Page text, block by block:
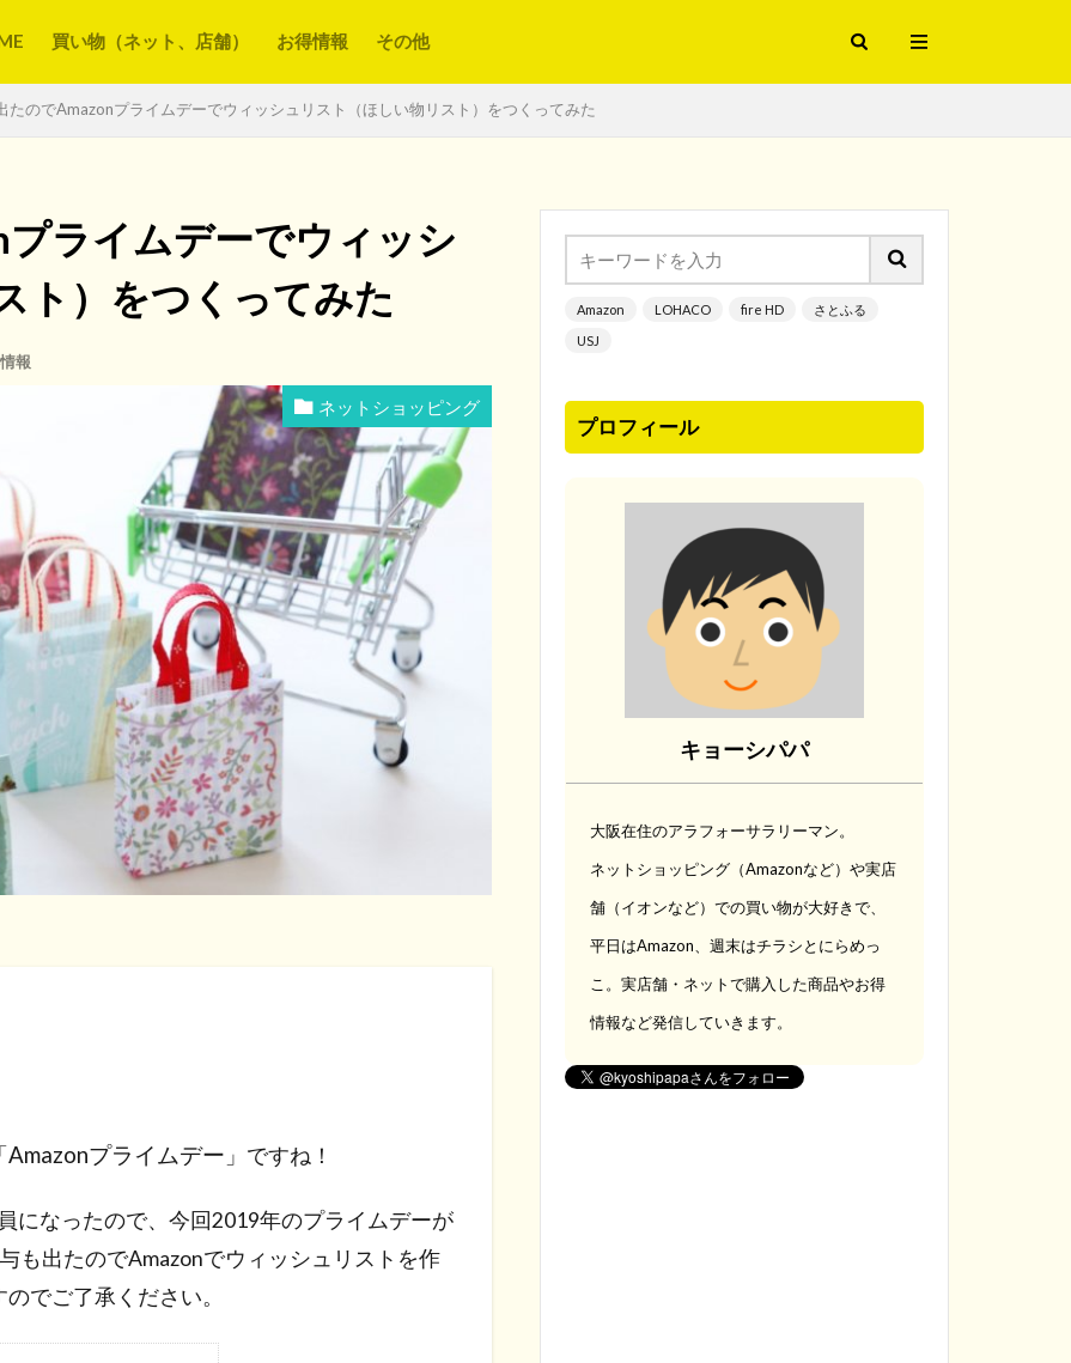
買い物（ネット、店舗） お得情報 その他
たのでAmazonプライムデーでウィッシュリスト（ほしい物リスト）をつくってみた
ライムデーでウィッシ
ト）をつくってみた
報
ネットショッピング
Amazonプライムデー 」ですね！
になったので、今回2019年のプライムデーが
も出たのでAmazonでウィッシュリストを作
でご了承ください。
Amazon LOHACO fire HD
さとふる
USJ
プロフィール
キョーシパパ
大阪在住のアラフォーサラリーマン。
ネットショッピング（Amazonなど）や実店
舗（イオンなど）での買い物が大好きで、
平日はAmazon、週末はチラシとにらめっ
こ。実店舗・ネットで購入した商品やお得
情報など発信していきます。